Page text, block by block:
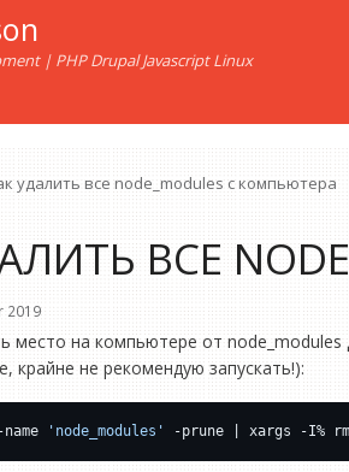
| PHP Drupal Javascript Linux
удалить все node_modules с компьютера
ВСЕ
2019
место на компьютере от
крайне не рекомендую запускать!):
'node_modules'